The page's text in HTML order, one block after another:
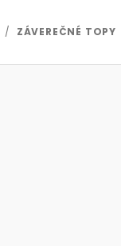
/ ZÁVEREČNÉ TOPY